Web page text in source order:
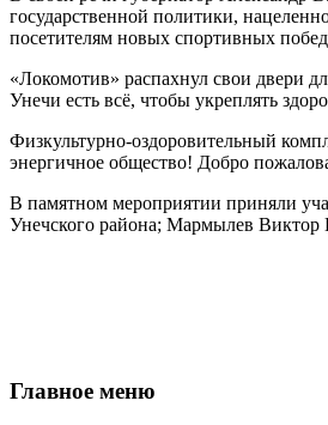
государственной политики,
посетителям новых спортивных
«Локомотив» распахнул свои двери
Унечи есть всё, чтобы укреплять
Физкультурно‑оздоровительный
энергичное общество! Добро
В памятном мероприятии приняли
Унечского района; Мармылев Виктор
Главное меню